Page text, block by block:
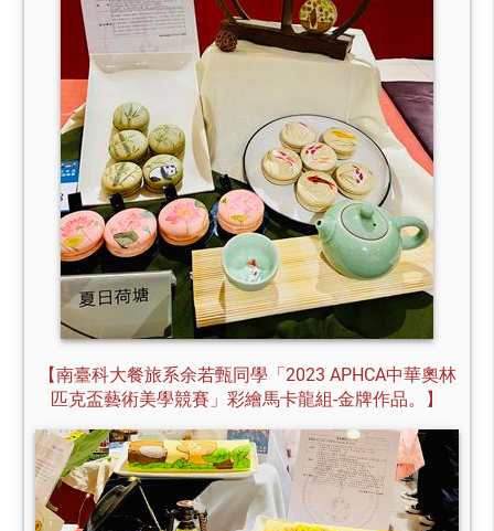
【南臺科大餐旅系余若甄同學「2023 APHCA中華奧林
匹克盃藝術美學競賽」彩繪馬卡龍組-金牌作品。】